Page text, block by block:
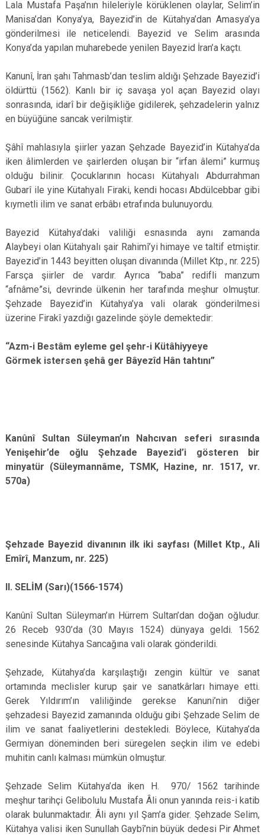
Lala Mustafa Paşa’nın hileleriyle körüklenen olaylar, Selim’in
Manisa’dan Konya’ya, Bayezid’in de Kütahya’dan Amasya’ya
gönderilmesi ile neticelendi. Bayezid ve Selim arasında
Konya’da yapılan muharebede yenilen Bayezid İran’a kaçtı.
Kanunî, İran şahı Tahmasb’dan teslim aldığı Şehzade Bayezid’i
öldürttü (1562). Kanlı bir iç savaşa yol açan Bayezid olayı
sonrasında, idarî bir değişikliğe gidilerek, şehzadelerin yalnız
en büyüğüne sancak verilmiştir.
Şâhî mahlasıyla şiirler yazan Şehzade Bayezid’in Kütahya’da
iken âlimlerden ve şairlerden oluşan bir “irfan âlemi” kurmuş
olduğu bilinir. Çocuklarının hocası Kütahyalı Abdurrahman
Gubarî ile yine Kütahyalı Firaki, kendi hocası Abdülcebbar gibi
kıymetli ilim ve sanat erbâbı etrafında bulunuyordu.
Bayezid Kütahya’daki valiliği esnasında aynı zamanda
Alaybeyi olan Kütahyalı şair Rahimî’yi himaye ve taltif etmiştir.
Bayezid’in 1443 beyitten oluşan divanında (Millet Ktp., nr. 225)
Farsça şiirler de vardır. Ayrıca “baba” redifli manzum
“afnâme”si, devrinde ülkenin her tarafında meşhur olmuştur.
Şehzade Bayezid’in Kütahya’ya vali olarak gönderilmesi
üzerine Firakî yazdığı gazelinde şöyle demektedir:
“Azm-i Bestâm eyleme gel şehr-i Kütâhiyyeye
Görmek istersen şehâ ger Bâyezîd Hân tahtını”
Kanûnî Sultan Süleyman’ın Nahcıvan seferi sırasında
Yenişehir’de oğlu Şehzade Bayezid’i gösteren bir
minyatür (Süleymannâme, TSMK, Hazine, nr. 1517, vr.
570a)
Şehzade Bayezid divanının ilk iki sayfası (Millet Ktp., Ali
Emîrî, Manzum, nr. 225)
II. SELİM (Sarı)(1566-1574)
Kanûnî Sultan Süleyman’ın Hürrem Sultan’dan doğan oğludur.
26 Receb 930’da (30 Mayıs 1524) dünyaya geldi. 1562
senesinde Kütahya Sancağına vali olarak gönderildi.
Şehzade, Kütahya’da karşılaştığı zengin kültür ve sanat
ortamında meclisler kurup şair ve sanatkârları himaye etti.
Gerek Yıldırım’ın valiliğinde gerekse Kanuni’nin diğer
şehzadesi Bayezid zamanında olduğu gibi Şehzade Selim de
ilim ve sanat faaliyetlerini destekledi. Böylece, Kütahya’da
Germiyan döneminden beri süregelen seçkin ilim ve edebi
muhitin canlı kalması mümkün olmuştur.
Şehzade Selim Kütahya’da iken H. 970/ 1562 tarihinde
meşhur tarihçi Gelibolulu Mustafa Âli onun yanında reis-i katib
olarak bulunmaktadır. Âli aynı yıl Şam’a gider. Şehzade Selim,
Kütahya valisi iken Sunullah Gaybî’nin büyük dedesi Pir Ahmet